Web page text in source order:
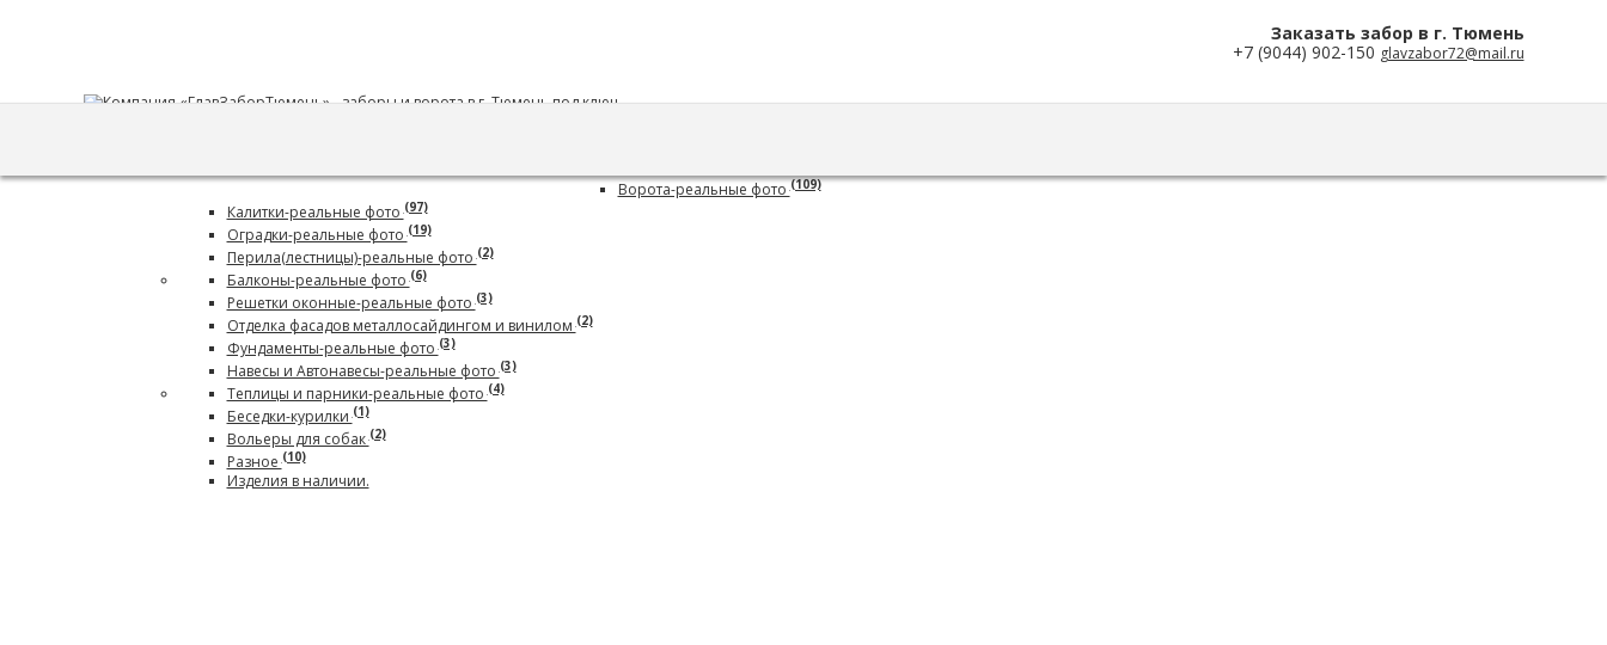
Заказать забор в г. Тюмень
+7 (9044) 902-150 glavzabor72@mail.ru
Ворота-реальные фото(109)
Калитки-реальные фото(97)
Оградки-реальные фото(19)
Перила(лестницы)-реальные фото(2)
Балконы-реальные фото(6)
Решетки оконные-реальные фото(3)
Отделка фасадов металлосайдингом и винилом(2)
Фундаменты-реальные фото(3)
Навесы и Автонавесы-реальные фото(3)
Теплицы и парники-реальные фото(4)
Беседки-курилки(1)
Вольеры для собак(2)
Разное(10)
Изделия в наличии.